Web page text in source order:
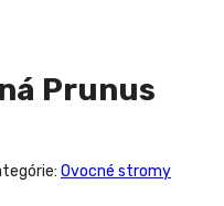
Prunus
Ovocné stromy